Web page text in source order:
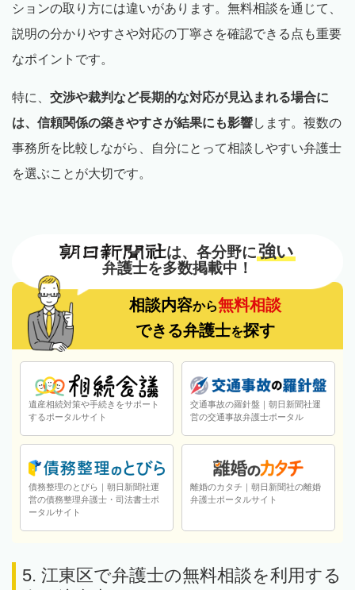
ションの取り方には違いがあります。無料相談を通じて、
説明の分かりやすさや対応の丁寧さを確認できる点も重要
なポイントです。
特に、 交渉や裁判など長期的な対応が見込まれる場合に
は、信頼関係の築きやすさが結果にも影響します。複数の
事務所を比較しながら、自分にとって相談しやすい弁護士
を選ぶことが大切です。
は、各分野に強い
弁護士を多数掲載中！
相談内容から無料相談
できる弁護士を探す
遺産相続対策や手続きをサポート
するポータルサイト
交通事故の羅針盤｜朝日新聞社運
営の交通事故弁護士ポータル
債務整理のとびら｜朝日新聞社運
営の債務整理弁護士・司法書士ポ
ータルサイト
離婚のカタチ｜朝日新聞社の離婚
弁護士ポータルサイト
5. 江東区で弁護士の無料相談を利用する